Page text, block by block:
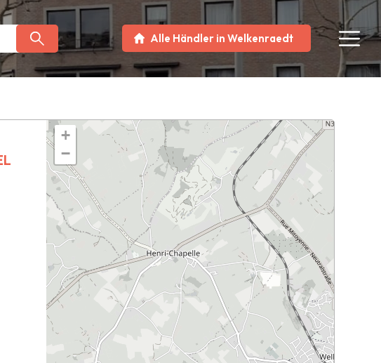
Alle Händler in Welkenraedt
+
−